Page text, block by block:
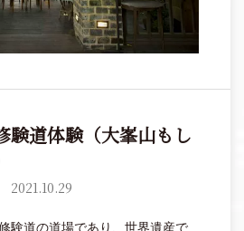
験道体験（大峯山もし
2021.10.29
験道の道場であり、世界遺産で